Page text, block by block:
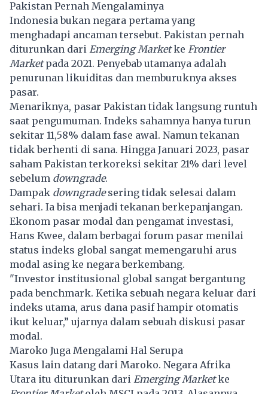
Pakistan Pernah Mengalaminya
Indonesia bukan negara pertama yang
menghadapi ancaman tersebut. Pakistan pernah
diturunkan dari Emerging Marketke Frontier
Market pada 2021. Penyebab utamanya adalah
penurunan likuiditas dan memburuknya akses
pasar.
Menariknya, pasar Pakistan tidak langsung runtuh
saat pengumuman. Indeks sahamnya hanya turun
sekitar 11,58% dalam fase awal. Namun tekanan
tidak berhenti di sana. Hingga Januari 2023, pasar
saham Pakistan terkoreksi sekitar 21% dari level
sebelum downgrade.
Dampak downgradesering tidak selesai dalam
sehari. Ia bisa menjadi tekanan berkepanjangan.
Ekonom pasar modal dan pengamat investasi,
Hans Kwee, dalam berbagai forum pasar menilai
status indeks global sangat memengaruhi arus
modal asing ke negara berkembang.
"Investor institusional global sangat bergantung
pada benchmark. Ketika sebuah negara keluar dari
indeks utama, arus dana pasif hampir otomatis
ikut keluar,” ujarnya dalam sebuah diskusi pasar
modal.
Maroko Juga Mengalami Hal Serupa
Kasus lain datang dari Maroko. Negara Afrika
Utara itu diturunkan dari Emerging Marketke